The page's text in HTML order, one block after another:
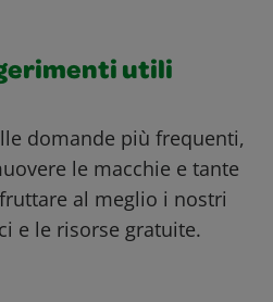
utili
domande più frequenti,
le macchie e tante
al meglio i nostri
e le risorse gratuite.